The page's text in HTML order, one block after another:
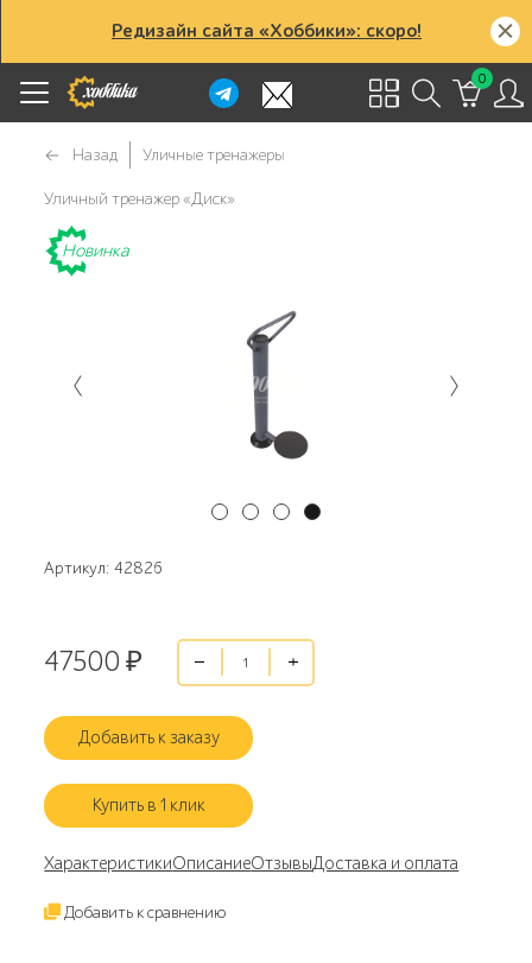
Редизайн сайта «Хоббики»: скоро!
0
Назад Уличные тренажеры
Уличный тренажер «Диск»
Новинка
Артикул: 42826
47500 ₽
Добавить к заказу
Купить в 1 клик
ХарактеристикиОписаниеОтзывыДоставка и оплата
Добавить к сравнению